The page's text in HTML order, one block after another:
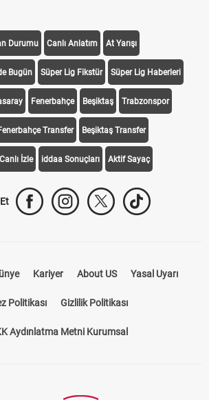
Durumu Canlı Anlatım At Yarışı
Bugün Süper Lig Fikstür Süper Lig Haberleri
Fenerbahçe Beşiktaş Trabzonspor
Transfer Beşiktaş Transfer
Canlı İzle iddaa Sonuçları Aktif Sayaç
Kariyer About US Yasal Uyarı
Politikası Gizlilik Politikası
Aydınlatma Metni Kurumsal